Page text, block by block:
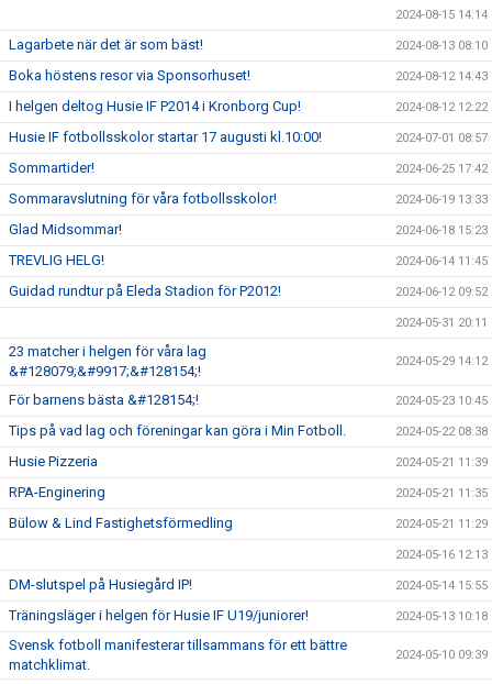
2024-08-15 14:14
Lagarbete när det är som bäst! 2024-08-13 08:10
Boka höstens resor via Sponsorhuset! 2024-08-12 14:43
I helgen deltog Husie IF P2014 i Kronborg Cup! 2024-08-12 12:22
Husie IF fotbollsskolor startar 17 augusti kl.10:00! 2024-07-01 08:57
Sommartider! 2024-06-25 17:42
Sommaravslutning för våra fotbollsskolor! 2024-06-19 13:33
Glad Midsommar! 2024-06-18 15:23
TREVLIG HELG! 2024-06-14 11:45
Guidad rundtur på Eleda Stadion för P2012! 2024-06-12 09:52
2024-05-31 20:11
23 matcher i helgen för våra lag
&#128079;&#9917;&#128154;!
2024-05-29 14:12
För barnens bästa &#128154;! 2024-05-23 10:45
Tips på vad lag och föreningar kan göra i Min Fotboll. 2024-05-22 08:38
Husie Pizzeria 2024-05-21 11:39
RPA-Enginering 2024-05-21 11:35
Bülow & Lind Fastighetsförmedling 2024-05-21 11:29
2024-05-16 12:13
DM-slutspel på Husiegård IP! 2024-05-14 15:55
Träningsläger i helgen för Husie IF U19/juniorer! 2024-05-13 10:18
Svensk fotboll manifesterar tillsammans för ett bättre
matchklimat.
2024-05-10 09:39